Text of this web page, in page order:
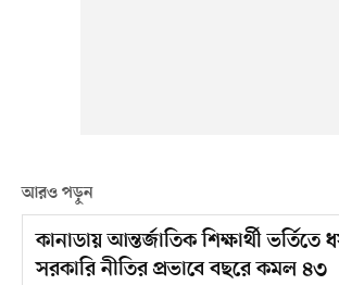
আরও পড়ুন
কানাডায় আন্তর্জাতিক শিক্ষার্থী ভর্তিতে
সরকারি নীতির প্রভাবে বছরে কমল ৪৩